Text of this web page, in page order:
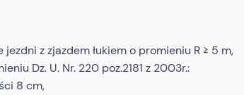
z zjazdem łukiem o promieniu R ≥ 5 m,
Dz. U. Nr. 220 poz.2181 z 2003r.:
8 cm,